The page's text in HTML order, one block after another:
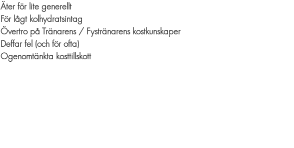
Äter för lite generellt
För lågt kolhydratsintag
Övertro på Tränarens / Fystränarens kostkunskaper
Deffar fel (och för ofta)
Ogenomtänkta kosttillskott